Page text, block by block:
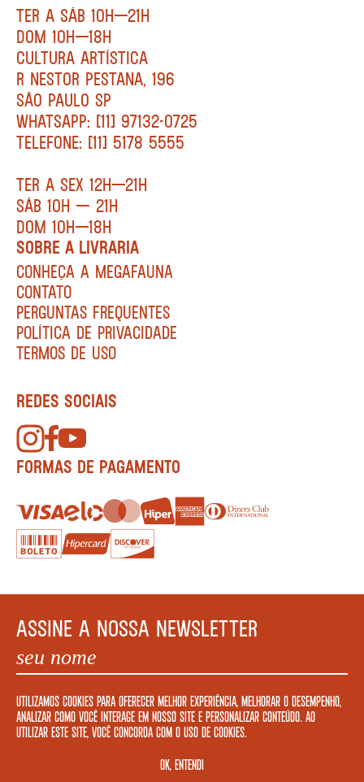
Utilizamos cookies para oferecer melhor experiência, melhorar o desempenho,
analizar como você interage em nosso site e personalizar conteúdo. Ao
utilizar este site, você concorda com o uso de cookies.
OK, ENTENDI
TER A SÁB 10H—21H
DOM 10H—18H
CULTURA ARTÍSTICA
R NESTOR PESTANA, 196
SÃO PAULO SP
WHATSAPP: [11] 97132-0725
TELEFONE: [11] 5178 5555
TER A SEX 12H—21H
SÁB 10H — 21H
DOM 10H—18H
SOBRE A LIVRARIA
CONHEÇA A MEGAFAUNA
CONTATO
PERGUNTAS FREQUENTES
POLÍTICA DE PRIVACIDADE
TERMOS DE USO
REDES SOCIAIS
FORMAS DE PAGAMENTO
ASSINE A NOSSA NEWSLETTER
CADASTRAR
COPYRIGHT MEGAFAUNA LIVRARIA LTDA. - CNPJ: 34.840.986/0001-20. EDIFÍCIO COPAN AV